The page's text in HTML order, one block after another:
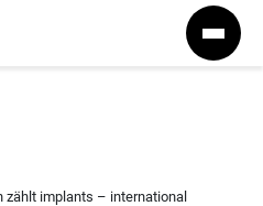
zählt implants – international